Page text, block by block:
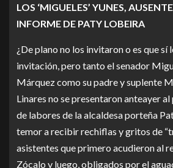
LOS ‘MIGUELES’ YUNES,
INFORME DE PATY LOBEIRA
¿De plano no los invitaron o es que sí
invitación, pero tanto el senador
Márquez como su padre y suplente
Linares no se presentaron anteayer
de labores de la alcaldesa porteña
temor a recibir rechiflas y gritos de
asistentes que primero acudieron al
Zócalo y luego, obligados por el